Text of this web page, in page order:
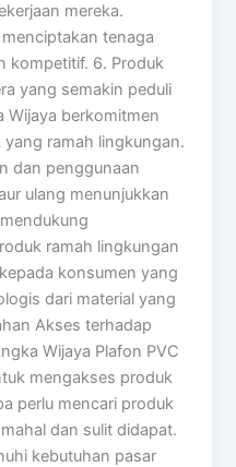
mereka.
tenaga
kompetitif. 6. Produk
yang semakin peduli
Wijaya berkomitmen
ramah lingkungan.
dan penggunaan
ulang menunjukkan
ramah lingkungan
konsumen yang
dari material yang
Akses terhadap
Wijaya Plafon PVC
mengakses produk
perlu mencari produk
dan sulit didapat.
kebutuhan pasar